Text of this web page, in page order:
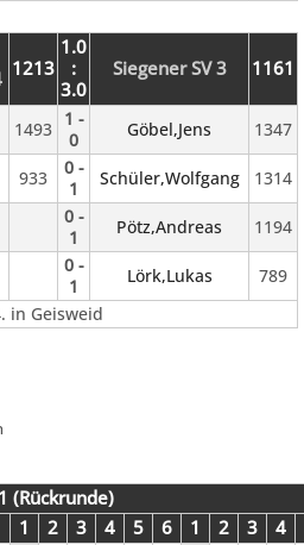
1213
1.0
:
3.0
Siegener SV 3 1161
1493 1 -
0
Göbel,Jens 1347
933
0 -
1
Schüler,Wolfgang 1314
0 -
1
Pötz,Andreas 1194
0 -
1
Lörk,Lukas
789
in Geisweid
(Rückrunde)
1 2 3 4 5 6 1 2 3
4